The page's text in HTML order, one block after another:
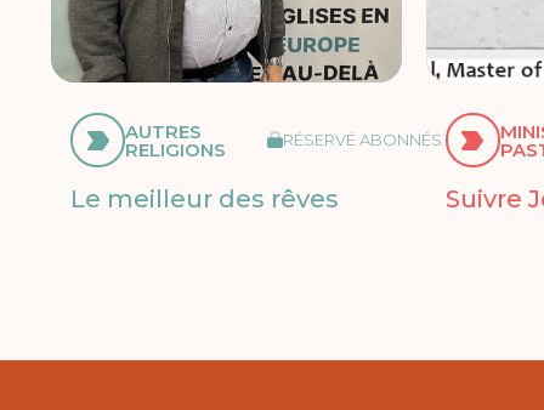
AUTRES
RELIGIONS RÉSERVÉ ABONNÉS
Le meilleur des rêves Suivre